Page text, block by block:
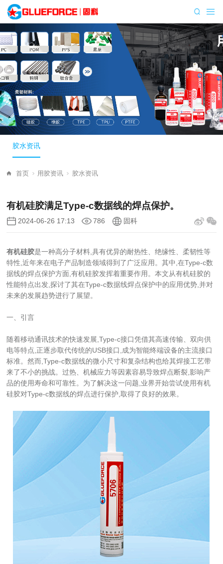
胶水资讯
首页 用胶资讯 胶水资讯
有机硅胶满足Type-c数据线的焊点保护。
2024-06-26 17:13 786 固科
有机硅胶是一种高分子材料,具有优异的耐热性、绝缘性、柔韧性等
特性,近年来在电子产品制造领域得到了广泛应用。其中,在Type-c数
据线的焊点保护方面,有机硅胶发挥着重要作用。本文从有机硅胶的
性能特点出发,探讨了其在Type-c数据线焊点保护中的应用优势,并对
未来的发展趋势进行了展望。
一、引言
随着移动通讯技术的快速发展,Type-c接口凭借其高速传输、双向供
电等特点,正逐步取代传统的USB接口,成为智能终端设备的主流接口
标准。然而,Type-c数据线的微小尺寸和复杂结构也给其焊接工艺带
来了不小的挑战。过热、机械应力等因素容易导致焊点断裂,影响产
品的使用寿命和可靠性。为了解决这一问题,业界开始尝试使用有机
硅胶对Type-c数据线的焊点进行保护,取得了良好的效果。